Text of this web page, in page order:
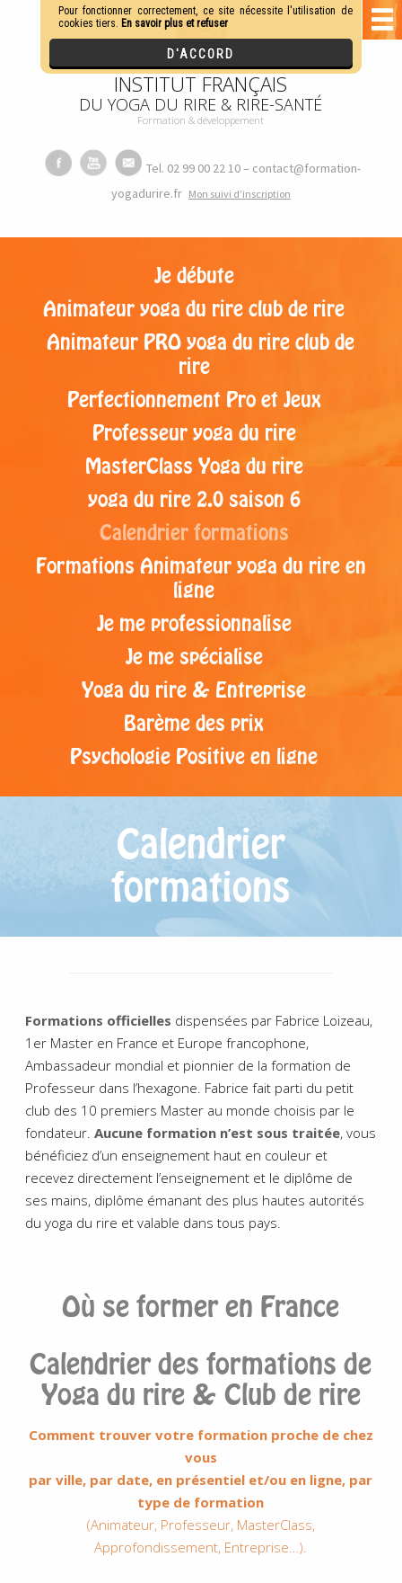
INSTITUT FRANÇAIS
DU YOGA DU RIRE & RIRE-SANTÉ
Formation & développement
Tel. 02 99 00 22 10 – contact@formation-
yogadurire.fr Mon suivi d’inscription
Je débute
Animateur yoga du rire club de rire
Animateur PRO yoga du rire club de
rire
Perfectionnement Pro et Jeux
Professeur yoga du rire
MasterClass Yoga du rire
yoga du rire 2.0 saison 6
Calendrier formations
Formations Animateur yoga du rire en
ligne
Je me professionnalise
Je me spécialise
Yoga du rire & Entreprise
Barème des prix
Psychologie Positive en ligne
Calendrier
formations
Formations officielles dispensées par Fabrice Loizeau,
1er Master en France et Europe francophone,
Ambassadeur mondial et pionnier de la formation de
Professeur dans l’hexagone. Fabrice fait parti du petit
club des 10 premiers Master au monde choisis par le
fondateur. Aucune formation n’est sous traitée, vous
bénéficiez d’un enseignement haut en couleur et
recevez directement l’enseignement et le diplôme de
ses mains, diplôme émanant des plus hautes autorités
du yoga du rire et valable dans tous pays.
Où se former en France
Calendrier des formations de
Yoga du rire & Club de rire
Comment trouver votre formation proche de chez
vous
par ville, par date, en présentiel et/ou en ligne, par
type de formation
(Animateur, Professeur, MasterClass,
Approfondissement, Entreprise…).